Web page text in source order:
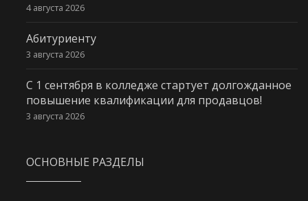
4 августа 2026
Абитуриенту
3 августа 2026
С 1 сентября в колледже стартует долгожданное
повышение квалификации для продавцов!
3 августа 2026
ОСНОВНЫЕ РАЗДЕЛЫ